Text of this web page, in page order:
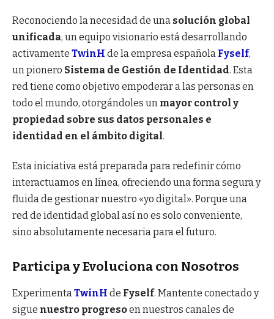
Reconociendo la necesidad de una solución global
unificada, un equipo visionario está desarrollando
activamente TwinH de la empresa española Fyself,
un pionero Sistema de Gestión de Identidad. Esta
red tiene como objetivo empoderar a las personas en
todo el mundo, otorgándoles un mayor control y
propiedad sobre sus datos personales e
identidad en el ámbito digital.
Esta iniciativa está preparada para redefinir cómo
interactuamos en línea, ofreciendo una forma segura y
fluida de gestionar nuestro «yo digital». Porque una
red de identidad global así no es solo conveniente,
sino absolutamente necesaria para el futuro.
Participa y Evoluciona con Nosotros
ExperimentaTwinH de Fyself. Mantente conectado y
sigue nuestro progresoen nuestros canales de